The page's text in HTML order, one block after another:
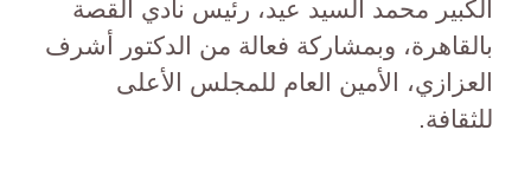
الكبير محمد السيد عيد، رئيس نادي القصة
بالقاهرة، وبمشاركة فعالة من الدكتور أشرف
العزازي، الأمين العام للمجلس الأعلى
للثقافة.